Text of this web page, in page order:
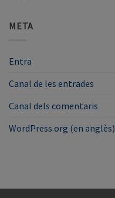
META
Entra
Canal de les entrades
Canal dels comentaris
WordPress.org (en anglès)